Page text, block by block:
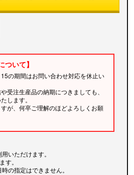
ついて】
の期間はお問い合わせ対応を休止い
受注生産品の納期につきましても、
します。
が、何卒ご理解のほどよろしくお願
いただけます。
す。
の指定はできません。